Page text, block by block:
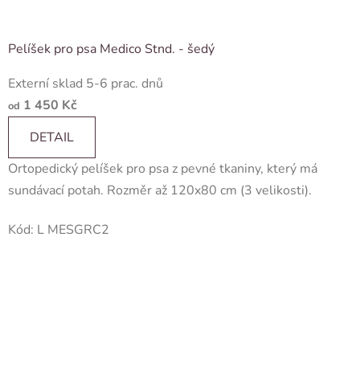
Pelíšek pro psa Medico Stnd. - šedý
Externí sklad 5-6 prac. dnů
od 1 450 Kč
DETAIL
Ortopedický pelíšek pro psa z pevné tkaniny, který má
sundávací potah. Rozměr až 120x80 cm (3 velikosti).
Kód: L MESGRC2